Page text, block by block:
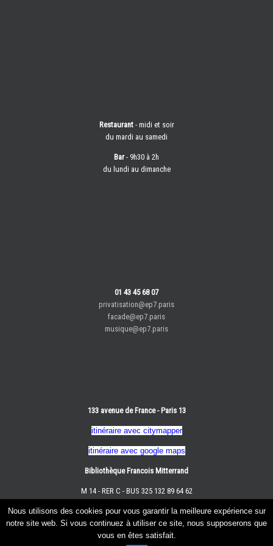
Restaurant- midi et soir
du mardi au samedi
Bar- 9h30 à 2h
du lundi au dimanche
01 43 45 68 07
privatisation@ep7.paris
facade@ep7.paris
musique@ep7.paris
133 avenue de France - Paris 13
itinéraire avec citymapper
itinéraire avec google maps
Bibliothèque Francois Mitterrand
M 14 - RER C - BUS 325 132 89 64 62
Nous utilisons des cookies pour vous garantir la meilleure expérience sur
notre site web. Si vous continuez à utiliser ce site, nous supposerons que
vous en êtes satisfait.